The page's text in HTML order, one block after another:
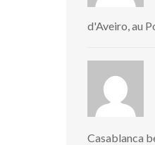
d'Aveiro, au
Casablanca